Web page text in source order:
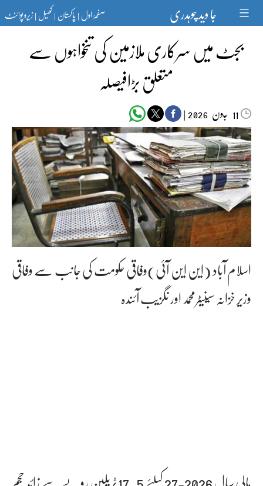
content جا وید چوہدری صفحۂ اول|پاکستان|کھیل|زیرو پوائنٹ
بجٹ میں سرکاری ملازمین کی تنخواہوں سے
متعلق بڑافیصلہ
11 جون‬‮ |
اسلام آباد (این این آئی)وفاقی حکومت کی جانب سے وفاقی
وزیر خزانہ سینیٹرمحمد اور نگزیب آئندہ